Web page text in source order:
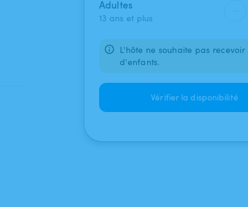
Adultes
13 ans et plus
L'hôte ne souhaite pas recevoir
d'enfants.
Vérifier la disponibilité